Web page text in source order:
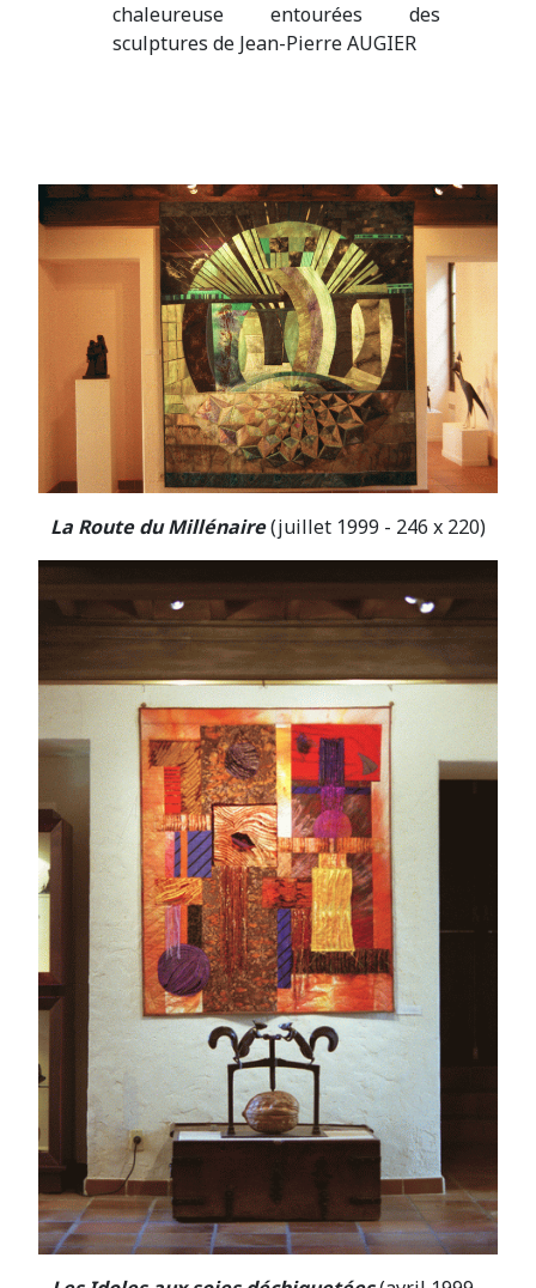
chaleureuse entourées des
sculptures de Jean-Pierre AUGIER
La Route du Millénaire(juillet 1999 - 246 x 220)